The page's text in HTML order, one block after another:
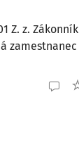
Z. z. Zákonník
zamestnanec